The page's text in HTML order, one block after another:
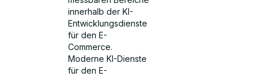
innerhalb der KI-
Entwicklungsdienste
für den E-
Commerce.
Moderne KI-Dienste
für den E-